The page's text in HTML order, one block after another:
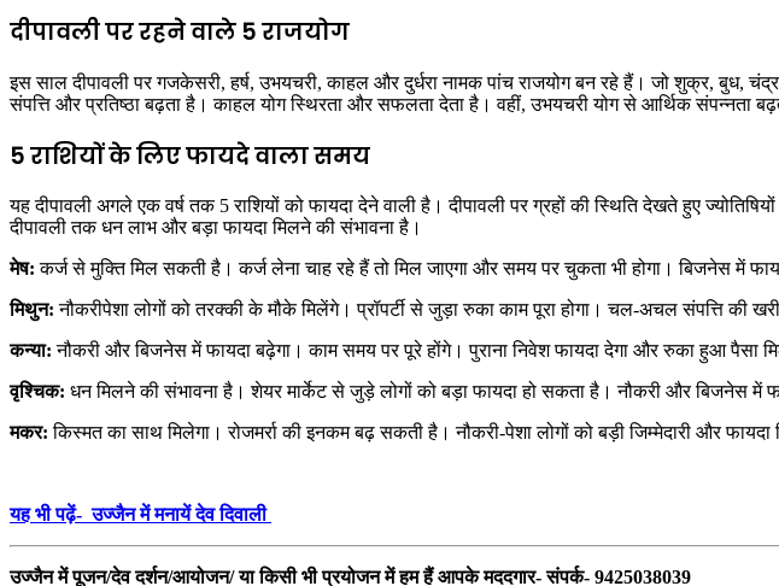
दीपावली पर रहने वाले 5 राजयोग
इस साल दीपावली पर गजकेसरी, हर्ष, उभयचरी, काहल और दुर्धरा नामक पांच राजयोग बन रहे हैं। जो शुक्र, बुध,
संपत्ति और प्रतिष्ठा बढ़ता है। काहल योग स्थिरता और सफलता देता है। वहीं, उभयचरी योग से आर्थिक संपन्नता
5 राशियों के लिए फायदे वाला समय
यह दीपावली अगले एक वर्ष तक 5 राशियों को फायदा देने वाली है। दीपावली पर ग्रहों की स्थिति देखते हुए
दीपावली तक धन लाभ और बड़ा फायदा मिलने की संभावना है।
मेष: कर्ज से मुक्ति मिल सकती है। कर्ज लेना चाह रहे हैं तो मिल जाएगा और समय पर चुकता भी होगा। बिजनेस में
मिथुन:नौकरीपेशा लोगों को तरक्की के मौके मिलेंगे। प्रॉपर्टी से जुड़ा रुका काम पूरा होगा। चल-अचल संपत्ति की
कन्या:नौकरी और बिजनेस में फायदा बढ़ेगा। काम समय पर पूरे होंगे। पुराना निवेश फायदा देगा और रुका हुआ पैसा
वृश्चिक: धन मिलने की संभावना है। शेयर मार्केट से जुड़े लोगों को बड़ा फायदा हो सकता है। नौकरी और बिजनेस में
मकर:किस्मत का साथ मिलेगा। रोजमर्रा की इनकम बढ़ सकती है। नौकरी-पेशा लोगों को बड़ी जिम्मेदारी और
यह भी पढ़ें- उज्‍जैन में मनायें देव दिवाली
उज्‍जैन में पूजन/देव दर्शन/आयोजन/ या किसी भी प्रयोजन में हम हैं आपके मददगार- संपर्क- 9425038039